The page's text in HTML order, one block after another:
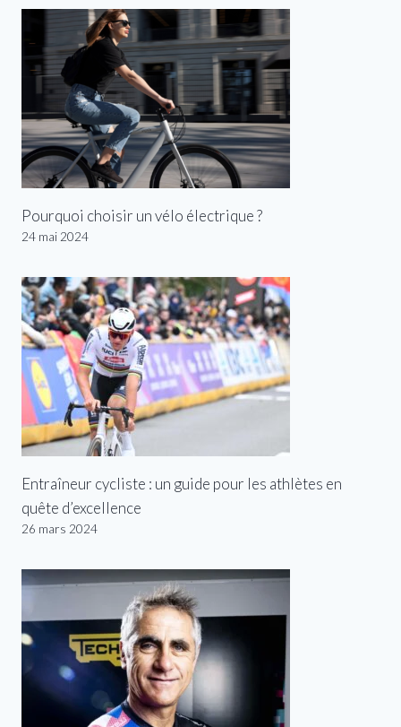
Pourquoi choisir un vélo électrique ?
24 mai 2024
Entraîneur cycliste : un guide pour les athlètes en
quête d’excellence
26 mars 2024